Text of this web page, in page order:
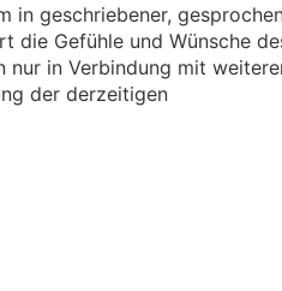
in geschriebener,
die Gefühle und Wünsche
nur in Verbindung mit
der derzeitigen